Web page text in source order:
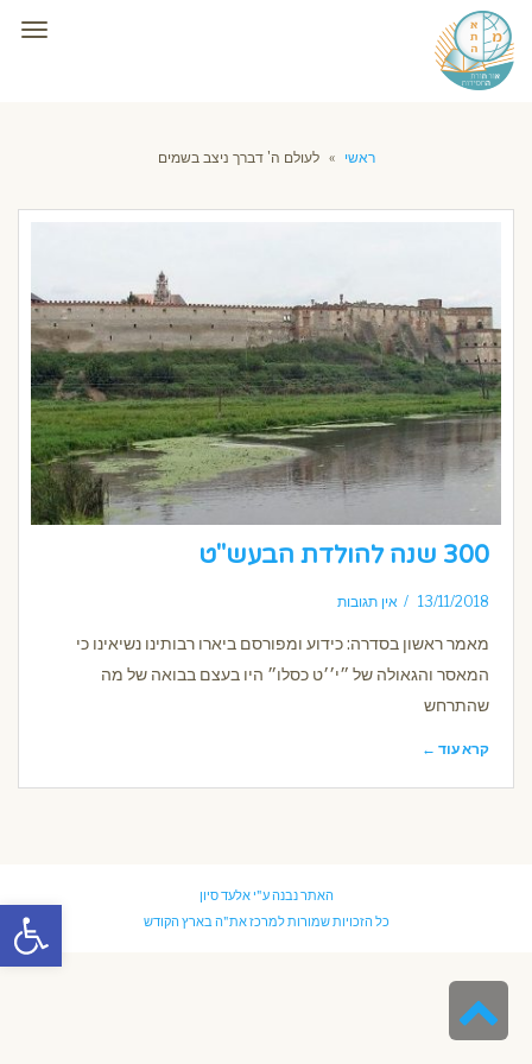
פתח
ראשי » לעולם ה' דברך ניצב בשמים
300 שנה להולדת הבעש"ט
13/11/2018 אין תגובות
מאמר ראשון בסדרה: כידוע ומפורסם ביארו רבותינו נשיאינו כי
המאסר והגאולה של ״י׳׳ט כסלו״ היו בעצם בבואה של מה
שהתרחש
קרא עוד ←
האתר נבנה ע"יאלעד סיון
כל הזכויות שמורות למרכז את"ה בארץ הקודש
לראש